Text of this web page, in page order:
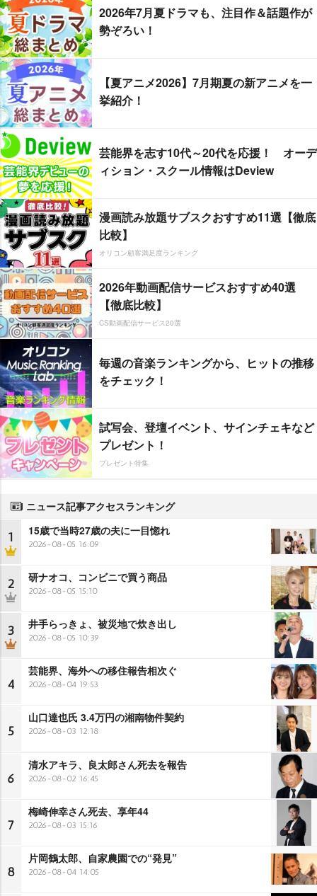
2026年7月夏ドラマも、注目作＆話題作が
勢ぞろい！
【夏アニメ2026】7月期夏の新アニメを一
挙紹介！
芸能界を志す10代～20代を応援！ オーデ
ィション・スクール情報はDeview
漫画読み放題サブスクおすすめ11選【徹底
比較】
オリコン顧客満足度ランキング
2026年動画配信サービスおすすめ40選
【徹底比較】
CS動画配信サービス20選
毎週の音楽ランキングから、ヒットの推移
をチェック！
試写会、登壇イベント、サインチェキなど
プレゼント！
プレゼント特集
ニュース記事アクセスランキング
1 15歳で当時27歳の夫に一目惚れ
2026-08-05 16:09
2 研ナオコ、コンビニで買う商品
2026-08-05 15:10
3 井手らっきょ、被災地で炊き出し
2026-08-05 10:39
4
芸能界、海外への移住報告相次ぐ
2026-08-04 19:53
5
山口達也氏 3.4万円の湘南物件契約
2026-08-03 12:18
6
清水アキラ、良太郎さん死去を報告
2026-08-02 16:45
7
梅崎伸幸さん死去、享年44
2026-08-03 15:16
8
片岡鶴太郎、自家農園での“発見”
2026-08-04 14:05